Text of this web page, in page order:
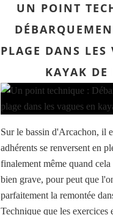
UN POINT
PLAGE DANS LES
KAYAK DE
Sur le bassin d'Arcachon, il
adhérents se renversent en
finalement même quand
bien grave, pour peut que
parfaitement la remontée
Technique que les exercices